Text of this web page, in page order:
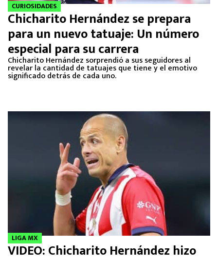
CURIOSIDADES
Chicharito Hernández se prepara
para un nuevo tatuaje: Un número
especial para su carrera
Chicharito Hernández sorprendió a sus seguidores al
revelar la cantidad de tatuajes que tiene y el emotivo
significado detrás de cada uno.
LIGA MX
VIDEO: Chicharito Hernández hizo